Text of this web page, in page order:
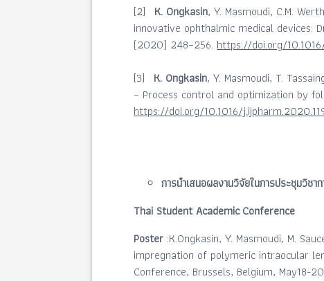
[2] K. Ongkasin, Y. Masmoudi, C.M.
innovative ophthalmic medical devices:
(2020) 248–256. https://doi.org/
[3] K. Ongkasin, Y. Masmoudi, T.
– Process control and optimization by
https://doi.org/10.1016/
การนำเสนอผลงานวิจัยในการประชุมวิ
Thai Student Academic Conference
Poster :K.Ongkasin, Y. Masmoudi, M.
impregnation of polymeric intraocular
Conference, Brussels, Belgium, May18-